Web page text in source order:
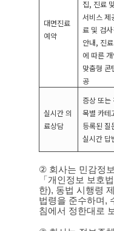
대면진료
예약
집, 진료
서비스 제
료 및 검
안내, 진
에 따른
맞춤형 콘
공
실시간 의
료상담
증상 또는
목별 카테
등록된 질
실시간 답
② 회사는 민감정
「개인정보 보호
한), 동법 시행령 제
법령을 준수하며 ,
침에서 정한대로